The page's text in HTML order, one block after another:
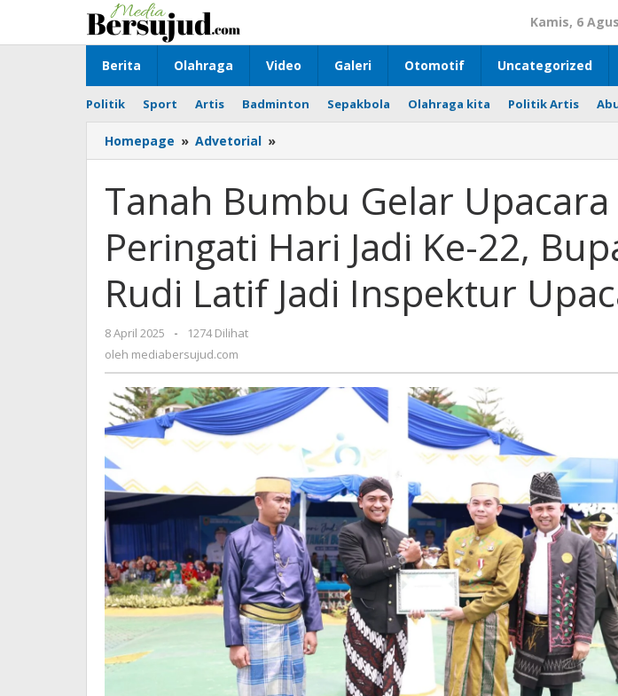
konten
Kamis, 6
Berita Olahraga Video Galeri Otomotif Uncategorized
Politik Sport Artis Badminton Sepakbola Olahraga kita Politik Artis
Homepage » Advetorial »
Bumbu
Upacara
Perdana
Peringati
Hari
Ke-
22,
Latif
Jadi
Inspektur
Tanah Bumbu Gelar
Peringati Hari Jadi Ke-22,
Rudi Latif Jadi Inspektur
8 April 2025
oleh
mediabersujud.com
-
1274 Dilihat
oleh mediabersujud.com